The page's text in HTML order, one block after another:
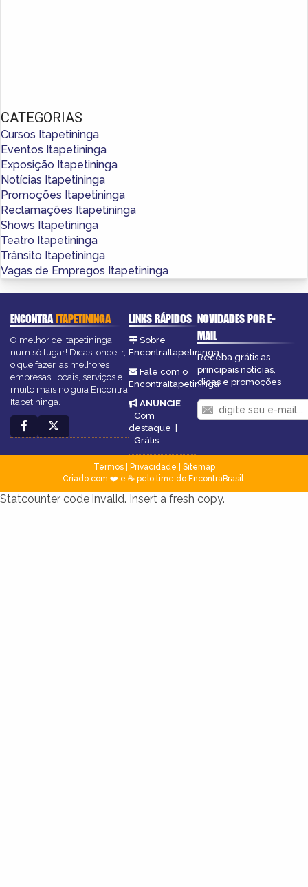
CATEGORIAS
Cursos Itapetininga
Eventos Itapetininga
Exposição Itapetininga
Notícias Itapetininga
Promoções Itapetininga
Reclamações Itapetininga
Shows Itapetininga
Teatro Itapetininga
Trânsito Itapetininga
Vagas de Empregos Itapetininga
ENCONTRAITAPETININGA
O melhor de Itapetininga
num só lugar! Dicas, onde ir,
o que fazer, as melhores
empresas, locais, serviços e
muito mais no guia Encontra
Itapetininga.
LINKS RÁPIDOS
Sobre
EncontraItapetininga
Fale com o
EncontraItapetininga
ANUNCIE:
Com
destaque
Grátis
NOVIDADES POR E-
MAIL
Receba grátis as
principais notícias,
dicas e promoções
Termos| Privacidade
Sitemap
Criado com ❤️ e ☕ pelo time do EncontraBrasil
Statcounter code invalid. Insert a fresh copy.